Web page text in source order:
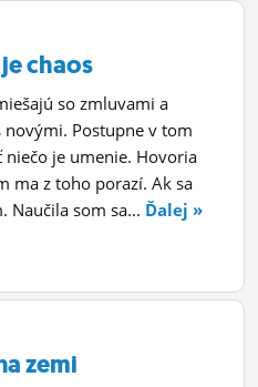
chaos
so zmluvami a
novými. Postupne v tom
je umenie. Hovoria
ma z toho porazí. Ak sa
Naučila som sa... Ďalej »
zemi